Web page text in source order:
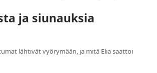
ja siunauksia
lähtivät vyörymään, ja mitä Elia saattoi